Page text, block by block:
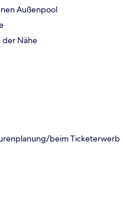
Außenpool
der Nähe
beim Ticketerwerb